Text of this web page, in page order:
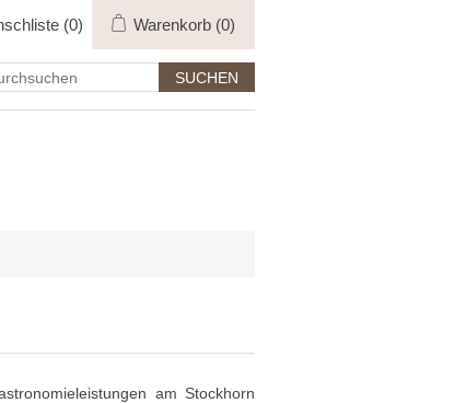
(0) Warenkorb (0)
am Stockhorn